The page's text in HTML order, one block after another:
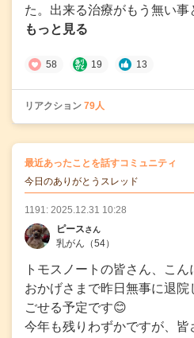
た。出来る治療がもう無い
もっと見る
58 19 13
リアクション 79人
最近あったことを話すコミュニティ
今日のありがとうスレッド
1191: 2025.12.31 10:28
ピースさん
乳がん （54）
トモスノートの皆さん、こん
おかげさまで昨日無事に退院
ごせる予定です😊
今年も残りわずかですが、